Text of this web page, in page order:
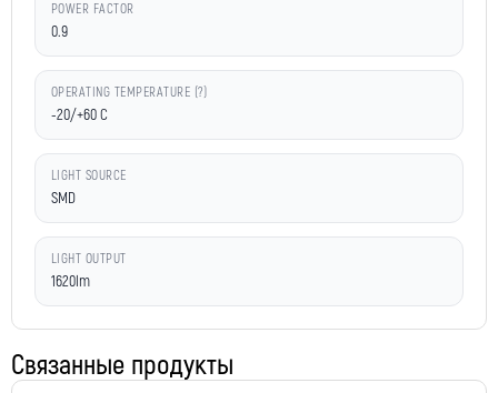
POWER FACTOR
0.9
OPERATING TEMPERATURE (?)
-20/+60 C
LIGHT SOURCE
SMD
LIGHT OUTPUT
1620lm
Связанные продукты